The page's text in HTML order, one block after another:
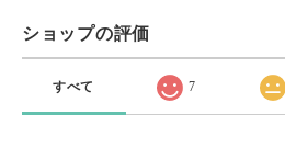
ショップの評価
すべて 7